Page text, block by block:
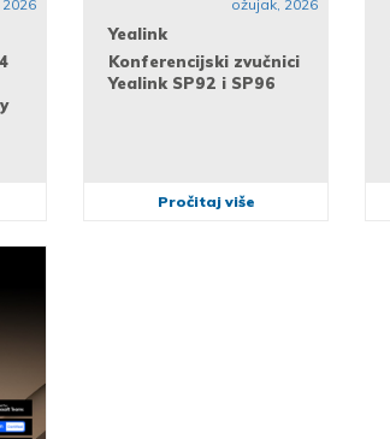
ožujak, 2026
Yealink
Konferencijski zvučnici
Yealink SP92 i SP96
Pročitaj više